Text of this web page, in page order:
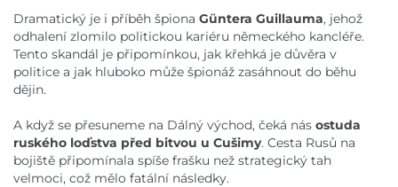
Dramatický je i příběh špiona Güntera Guillauma, jehož
odhalení zlomilo politickou kariéru německého kancléře.
Tento skandál je připomínkou, jak křehká je důvěra v
politice a jak hluboko může špionáž zasáhnout do běhu
dějin.
A když se přesuneme na Dálný východ, čeká nás ostuda
ruského loďstva před bitvou u Cušimy. Cesta Rusů na
bojiště připomínala spíše frašku než strategický tah
velmoci, což mělo fatální následky.